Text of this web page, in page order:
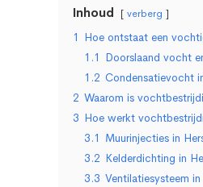
Inhoud verberg
1 Hoe ontstaat een
1.1 Doorslaand vocht
1.2 Condensatievocht
2 Waarom is
3 Hoe werkt
3.1 Muurinjecties in
3.2 Kelderdichting in
3.3 Ventilatiesysteem